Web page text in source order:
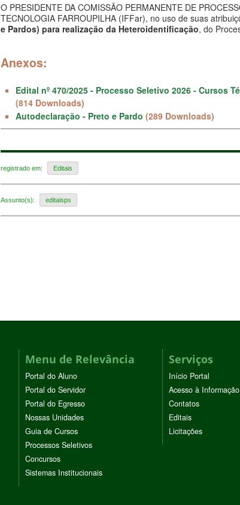
O PRESIDENTE DA COMISSÃO PERMANENTE DE
TECNOLOGIA FARROUPILHA (IFFar), no uso de suas
e Pardos) para realização da Heteroidentificação, do
Anexos:
Edital nº 470/2025 - Processo Seletivo 2026 - Cursos
(814 Downloads)
Autodeclaração - Preto e Pardo (289 Downloads)
registrado em: Editais
Assunto(s): editaisps
Menu de Relevância
Portal do Aluno
Portal do Servidor
Portal do Egresso
Nossas Unidades
Guia de Cursos
Processos Seletivos
Concursos
Sistemas Institucionais
Serviços
Início Portal
Acesso à Informação
Contatos
Editais
Licitações